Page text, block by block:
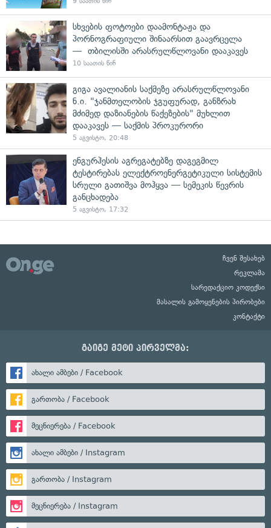
სხვების ფოტოები დაამონტაჟა და
პორნოგრაფიული შინაარსით გაავრცელა
— თბილისში არასრულწლოვანი დააკავეს
10 საათის წინ
გიგა ავალიანის საქმეზე არასრულწლოვანი
ნ.ი. "ჯანმთელობის ჯგუფურად, განზრახ
მძიმედ დაზიანების წაქეზების" მუხლით
დააკავეს — საქმის პროკურორი
5 აგვისტო, 20:48
ენგურჰესის აგრეგატებზე დაგეგმილ
ტესტირებას ელექტროენერგეტიკული სისტემის
სრული გათიშვა მოჰყვა — სემეკის წევრის
განცხადება
5 აგვისტო, 17:32
ჩვენ შესახებ
რეკლამა
სარედაქციო კოდექსი
მასალის გამოყენების პირობები
კონტაქტი
გაიგე მეტი პირველმა:
ახალი ამბები / Facebook
გართობა / Facebook
მეცნიერება / Facebook
ახალი ამბები / Instagram
გართობა / Instagram
მეცნიერება / Instagram